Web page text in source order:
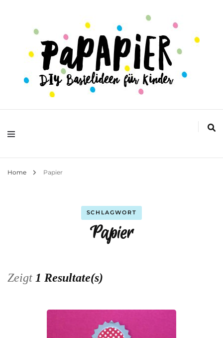
Papapier
DIY Bastelideen für Kinder
Home Papier
SCHLAGWORT
Papier
Zeigt 1 Resultate(s)